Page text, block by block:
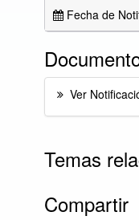
Fecha de
Ver
Temas
Compartir